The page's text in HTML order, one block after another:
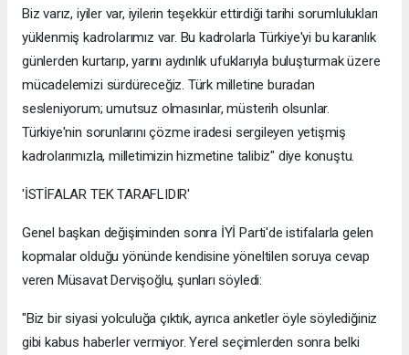
Biz varız, iyiler var, iyilerin teşekkür ettirdiği tarihi sorumlulukları
yüklenmiş kadrolarımız var. Bu kadrolarla Türkiye'yi bu karanlık
günlerden kurtarıp, yarını aydınlık ufuklarıyla buluşturmak üzere
mücadelemizi sürdüreceğiz. Türk milletine buradan
sesleniyorum; umutsuz olmasınlar, müsterih olsunlar.
Türkiye'nin sorunlarını çözme iradesi sergileyen yetişmiş
kadrolarımızla, milletimizin hizmetine talibiz" diye konuştu.
'İSTİFALAR TEK TARAFLIDIR'
Genel başkan değişiminden sonra İYİ Parti'de istifalarla gelen
kopmalar olduğu yönünde kendisine yöneltilen soruya cevap
veren Müsavat Dervişoğlu, şunları söyledi:
"Biz bir siyasi yolculuğa çıktık, ayrıca anketler öyle söylediğiniz
gibi kabus haberler vermiyor. Yerel seçimlerden sonra belki